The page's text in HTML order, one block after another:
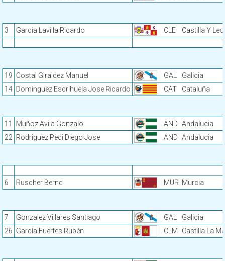
3 Garcia Lavilla Ricardo CLE Castilla Y
19 Costal Giraldez Manuel GAL
Galicia
14 Dominguez Escrihuela Jose Ricardo CAT Cataluña
11 Muñoz Avila Gonzalo AND Andalucia
22 Rodriguez Peci Diego Jose AND Andalucia
6 Ruscher Bernd MUR Murcia
7 Gonzalez Villares Santiago GAL
Galicia
26 García Fuertes Rubén CLM Castilla La